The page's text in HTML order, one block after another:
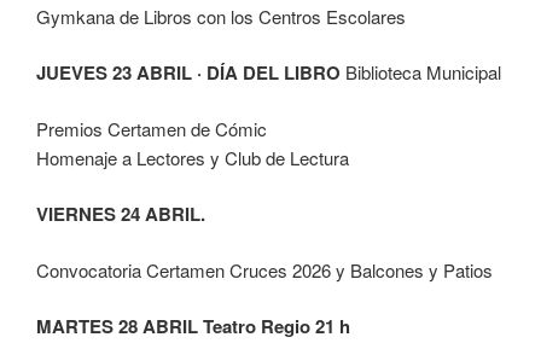
Gymkana de Libros con los Centros Escolares
JUEVES 23 ABRIL · DÍA DEL LIBRO Biblioteca Municipal
Premios Certamen de Cómic
Homenaje a Lectores y Club de Lectura
VIERNES 24 ABRIL.
Convocatoria Certamen Cruces 2026 y Balcones y Patios
MARTES 28 ABRIL Teatro Regio 21 h